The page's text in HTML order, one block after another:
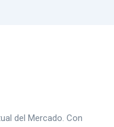
del Mercado. Con